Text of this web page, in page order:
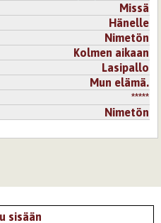
Missä
Hänelle
Nimetön
Kolmen aikaan
Lasipallo
Mun elämä.
*****
Nimetön
sisään